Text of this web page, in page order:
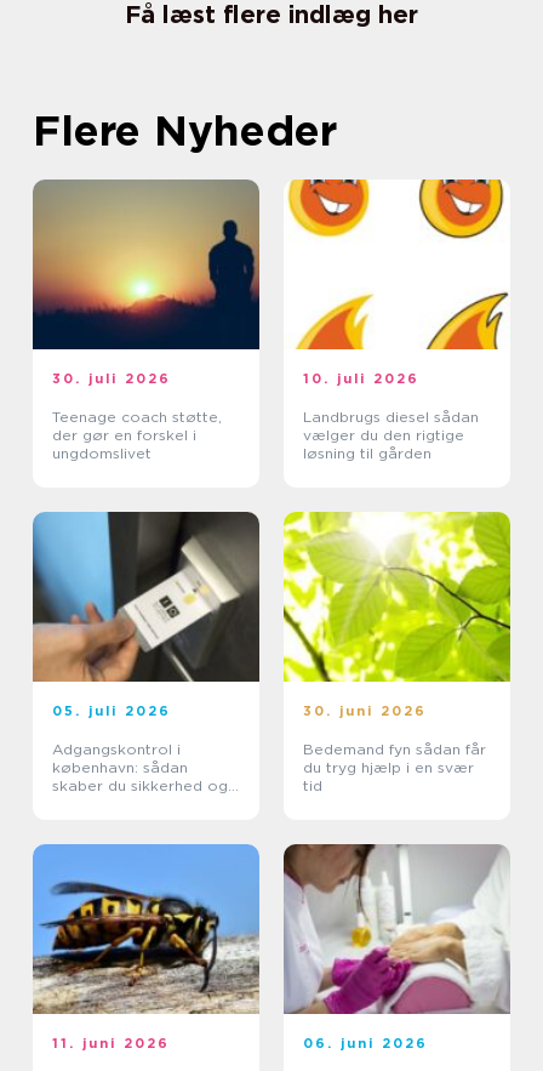
Få læst flere indlæg her
Flere Nyheder
30. juli 2026
Teenage coach støtte,
der gør en forskel i
ungdomslivet
10. juli 2026
Landbrugs diesel sådan
vælger du den rigtige
løsning til gården
05. juli 2026
Adgangskontrol i
københavn: sådan
skaber du sikkerhed og
30. juni 2026
Bedemand fyn sådan får
du tryg hjælp i en svær
tid
11. juni 2026 06. juni 2026